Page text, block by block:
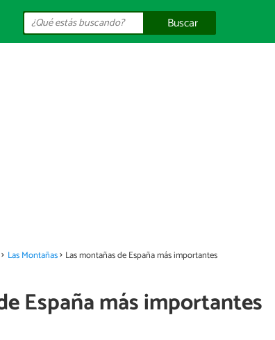
Buscar
Las Montañas Las montañas de España más importantes
España más importantes